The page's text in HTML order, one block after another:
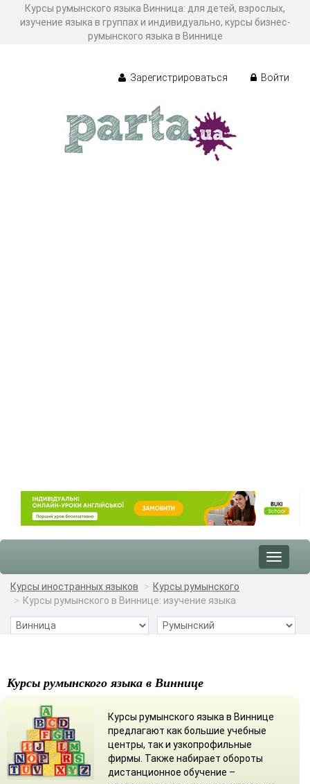
Курсы румынского языка Винница: для детей, взрослых,
изучение языка в группах и индивидуально, курсы бизнес-
румынского языка в Виннице
Зарегистрироваться Войти
Toggle
Курсы иностранных языков
Курсы румынского
Курсы румынского в Виннице: изучение языка
Курсы румынского языка в Виннице
Курсы румынского языка в Виннице
предлагают как большие учебные
центры, так и узкопрофильные
фирмы. Также набирает обороты
дистанционное обучение –